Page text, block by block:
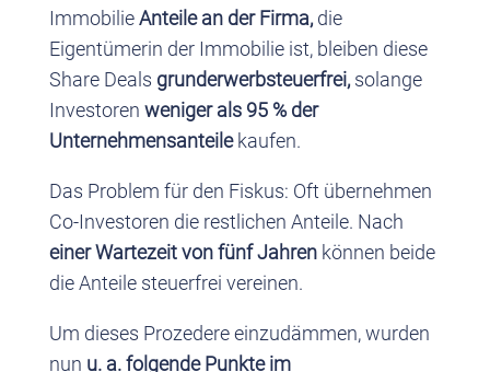
ImmobilieAnteile an der Firma,die
Eigentümerin der Immobilie ist, bleiben diese
Share Deals grunderwerbsteuerfrei,solange
Investoren weniger als 95 % der
Unternehmensanteilekaufen.
Das Problem für den Fiskus: Oft übernehmen
Co-Investoren die restlichen Anteile. Nach
einer Wartezeit von fünf Jahrenkönnen beide
die Anteile steuerfrei vereinen.
Um dieses Prozedere einzudämmen, wurden
nun u. a. folgende Punkte im